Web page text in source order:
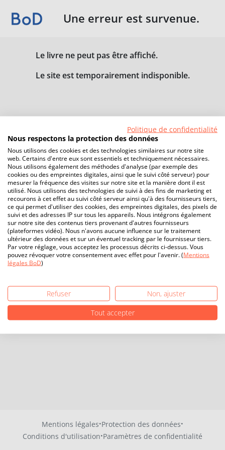
Une erreur est survenue.
Le livre ne peut pas être affiché.
Le site est temporairement indisponible.
Mentions légales·Protection des données·
Conditions d'utilisation·Paramètres de confidentialité
Politique de confidentialité
Nous respectons la protection des données
Nous utilisons des cookies et des technologies similaires sur notre site
web. Certains d'entre eux sont essentiels et techniquement nécessaires.
Nous utilisons également des méthodes d'analyse (par exemple des
cookies ou des empreintes digitales, ainsi que le suivi côté serveur) pour
mesurer la fréquence des visites sur notre site et la manière dont il est
utilisé. Nous utilisons des technologies de suivi à des fins de marketing et
recourons à cet effet au suivi côté serveur ainsi qu'à des fournisseurs tiers,
ce qui permet d'utiliser des cookies, des empreintes digitales, des pixels de
suivi et des adresses IP sur tous les appareils. Nous intégrons également
sur notre site des contenus tiers provenant d'autres fournisseurs
(plateformes vidéo). Nous n'avons aucune influence sur le traitement
ultérieur des données et sur un éventuel tracking par le fournisseur tiers.
Par votre réglage, vous acceptez les processus décrits ci-dessus. Vous
pouvez révoquer votre consentement avec effet pour l'avenir. (Mentions
légales BoD)
Refuser
Non, ajuster
Tout accepter